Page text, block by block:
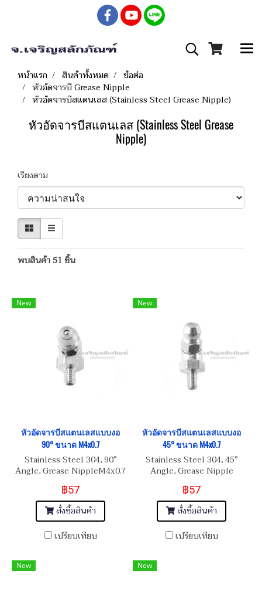
หน้าแรก สินค้าทั้งหมด
ข้อต่อ
หัวอัดจารบี Grease Nipple
หัวอัดจารบีสแตนเลส (Stainless Steel Grease Nipple)
หัวอัดจารบีสแตนเลส (Stainless Steel Grease
Nipple)
เรียงตาม
พบสินค้า 51 ชิ้น
New
หัวอัดจารบีสแตนเลสแบบงอ
90° ขนาด M4x0.7
Stainless Steel 304, 90°
Angle, Grease NippleM4x0.7
฿57
สั่งซื้อสินค้า
เปรียบเทียบ
New
หัวอัดจารบีสแตนเลสแบบงอ
45° ขนาด M4x0.7
Stainless Steel 304, 45°
Angle, Grease Nipple
M4x0.7
฿57
สั่งซื้อสินค้า
เปรียบเทียบ
New New